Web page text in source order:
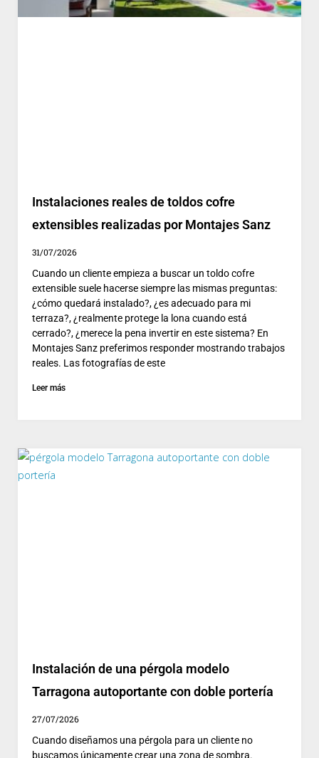
Instalaciones reales de toldos cofre
extensibles realizadas por Montajes Sanz
31/07/2026
Cuando un cliente empieza a buscar un toldo cofre
extensible suele hacerse siempre las mismas preguntas:
¿cómo quedará instalado?, ¿es adecuado para mi
terraza?, ¿realmente protege la lona cuando está
cerrado?, ¿merece la pena invertir en este sistema? En
Montajes Sanz preferimos responder mostrando trabajos
reales. Las fotografías de este
Leer más
Instalación de una pérgola modelo
Tarragona autoportante con doble portería
27/07/2026
Cuando diseñamos una pérgola para un cliente no
buscamos únicamente crear una zona de sombra.